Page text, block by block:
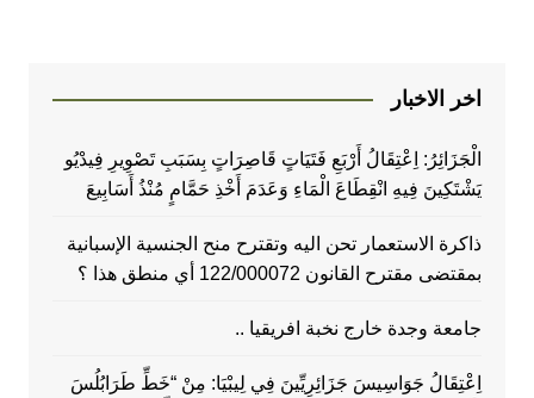
اخر الاخبار
الْجَزَائِرُ: اِعْتِقَالُ أَرْبَعِ فَتَيَاتٍ قَاصِرَاتٍ بِسَبَبِ تَصْوِيرِ فِيدْيُو
يَشْتَكِينَ فِيهِ انْقِطَاعَ الْمَاءِ وَعَدَمَ أَخْذِ حَمَّامٍ مُنْذُ أَسَابِيعَ
ذاكرة الاستعمار تحن اليه وتقترح منح الجنسية الإسبانية
بمقتضى مقترح القانون 122/000072 أي منطق هذا ؟
جامعة وجدة خارج نخبة افريقيا ..
اِعْتِقَالُ جَوَاسِيسَ جَزَائِرِيِّينَ فِي لِيبْيَا: مِنْ “خَطِّ طَرَابُلُسَ